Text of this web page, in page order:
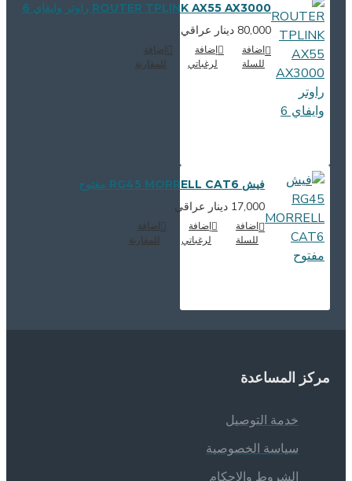
ROUTER TPLINK AX55 AX3000 راوتر وايفاي 6
80,000 دينار عراقي
اضافة
إضافة
لرغباتي
للمقارنة
فيش RG45 MORRELL CAT6 مفتوح
17,000 دينار عراقي
اضافة
إضافة
لرغباتي
للمقارنة
المساعدة
خدمة التوصيل
سياسة الخصوصية
الشروط والاحكام